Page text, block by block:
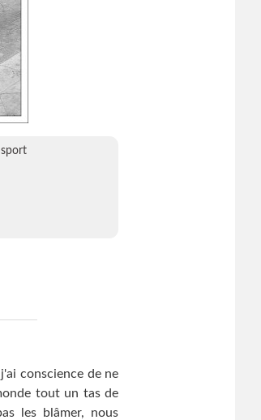
conscience de ne
tout un tas de
les blâmer, nous